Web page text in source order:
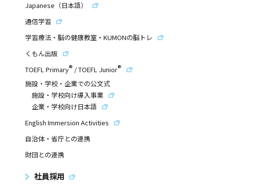
Japanese（日本語）
通信学習
学習療法・脳の健康教室・KUMONの脳トレ
くもん出版
TOEFL Primary® /TOEFL Junior®
施設・学校・企業での公文式
施設・学校向け導入事業
企業・学校向け日本語
English Immersion Activities
自治体・省庁との連携
財団との連携
社員採用